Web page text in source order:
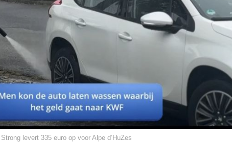
levert 335 euro op voor Alpe d’HuZes